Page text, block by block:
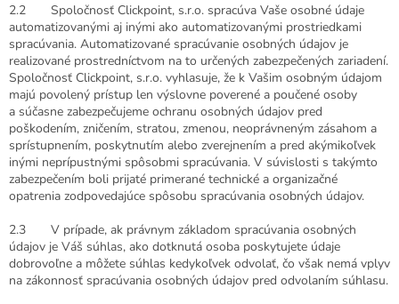
2.2 Spoločnosť Clickpoint, s.r.o. spracúva Vaše osobné údaje
automatizovanými aj inými ako automatizovanými prostriedkami
spracúvania. Automatizované spracúvanie osobných údajov je
realizované prostredníctvom na to určených zabezpečených zariadení.
Spoločnosť Clickpoint, s.r.o. vyhlasuje, že k Vašim osobným údajom
majú povolený prístup len výslovne poverené a poučené osoby
a súčasne zabezpečujeme ochranu osobných údajov pred
poškodením, zničením, stratou, zmenou, neoprávneným zásahom a
sprístupnením, poskytnutím alebo zverejnením a pred akýmikoľvek
inými neprípustnými spôsobmi spracúvania. V súvislosti s takýmto
zabezpečením boli prijaté primerané technické a organizačné
opatrenia zodpovedajúce spôsobu spracúvania osobných údajov.
2.3 V prípade, ak právnym základom spracúvania osobných
údajov je Váš súhlas, ako dotknutá osoba poskytujete údaje
dobrovoľne a môžete súhlas kedykoľvek odvolať, čo však nemá vplyv
na zákonnosť spracúvania osobných údajov pred odvolaním súhlasu.